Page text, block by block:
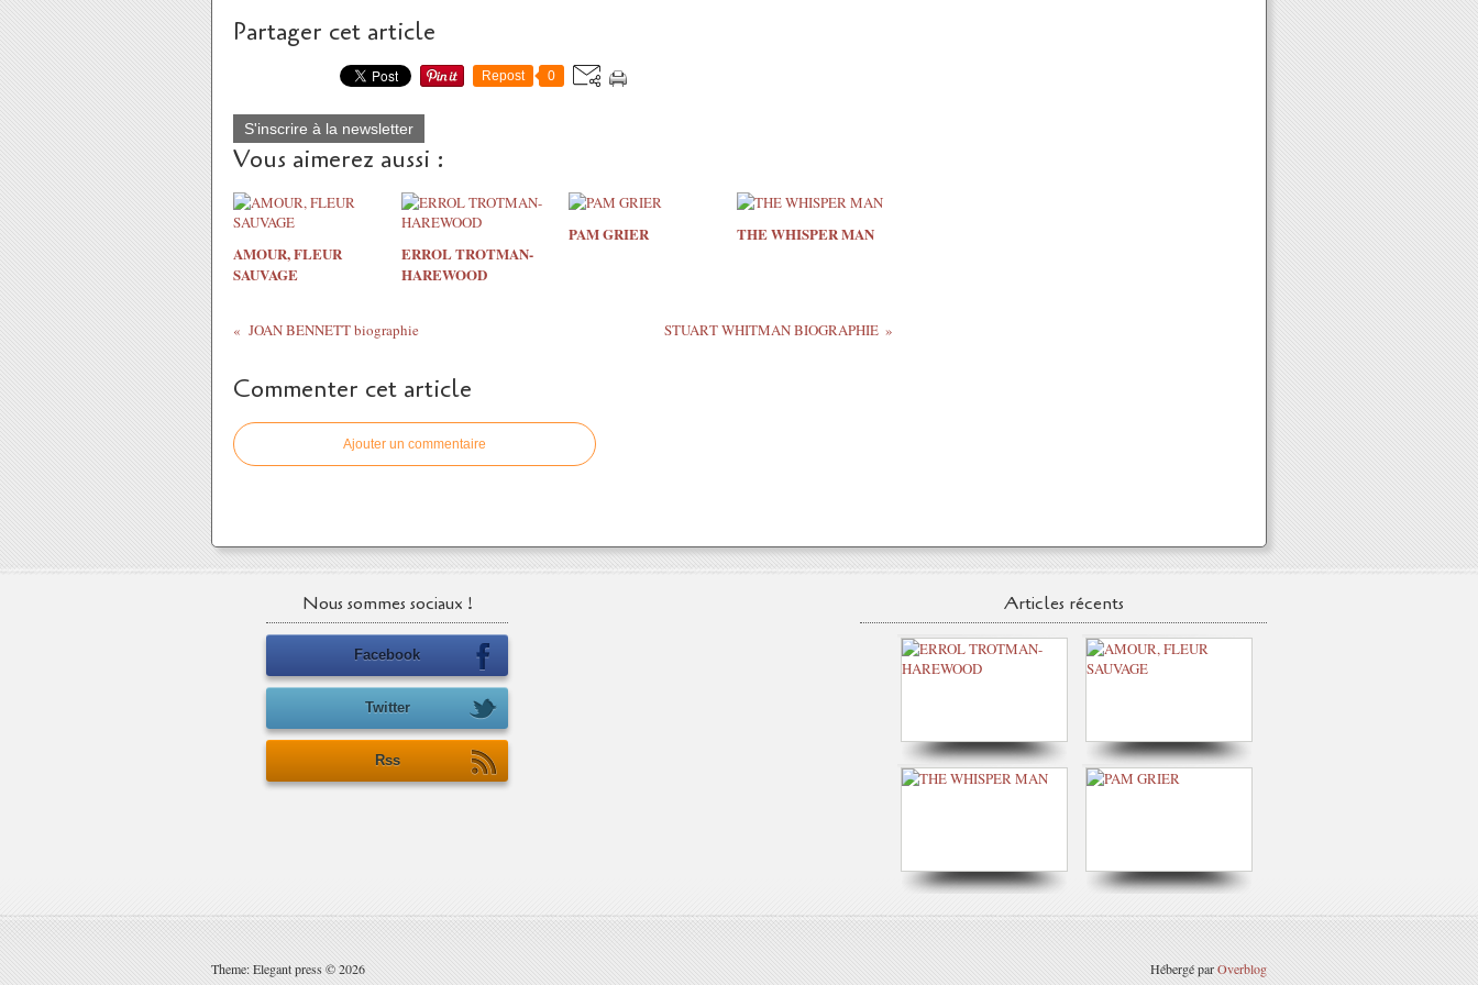
Partager cet article
Repost 0
S'inscrire à la newsletter
Vous aimerez aussi :
AMOUR, FLEUR
SAUVAGE
ERROL TROTMAN-
HAREWOOD
PAM GRIER THE WHISPER MAN
JOAN BENNETT biographie STUART WHITMAN BIOGRAPHIE
Commenter cet article
Ajouter un commentaire
Nous sommes sociaux !
Facebook
Twitter
Rss
Articles récents
Theme: Elegant press © 2026 Hébergé parOverblog